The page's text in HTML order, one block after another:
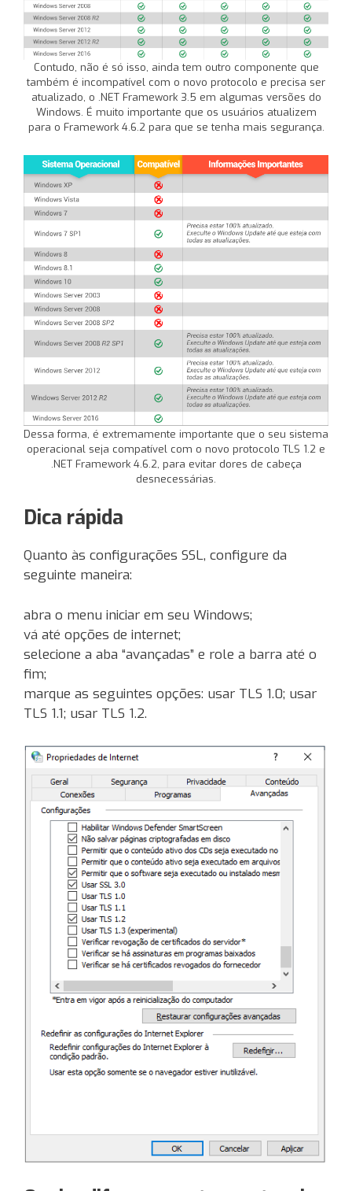
Contudo, não é só isso, ainda tem outro componente que
também é incompatível com o novo protocolo e precisa ser
atualizado, o .NET Framework 3.5 em algumas versões do
Windows. É muito importante que os usuários atualizem
para o Framework 4.6.2 para que se tenha mais segurança.
Dessa forma, é extremamente importante que o seu sistema
operacional seja compatível com o novo protocolo TLS 1.2 e
.NET Framework 4.6.2, para evitar dores de cabeça
desnecessárias.
Dica rápida
Quanto às configurações SSL, configure da
seguinte maneira:
abra o menu iniciar em seu Windows;
vá até opções de internet;
selecione a aba “avançadas” e role a barra até o
fim;
marque as seguintes opções: usar TLS 1.0; usar
TLS 1.1; usar TLS 1.2.